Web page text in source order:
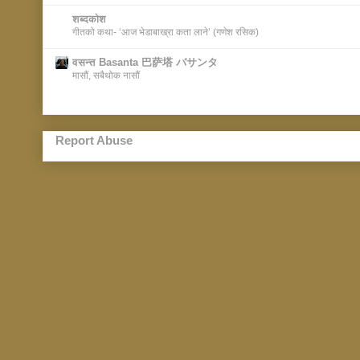
शब्दकोश
गीतको कथा- ‘आज भेडाबाख्रा कता लाने’ (गणेश रसिक)
वसन्त Basanta 巴萨塔 バサンタ
मासौं, सबैथोक नासौं
Report Abuse